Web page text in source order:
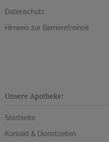
Datenschutz
Hinweis zur Barrierefreiheit
Unsere Apotheke:
Startseite
Kontakt & Dienstzeiten